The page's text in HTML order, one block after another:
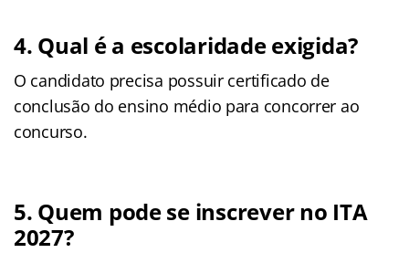
4. Qual é a escolaridade exigida?
O candidato precisa possuir certificado de
conclusão do ensino médio para concorrer ao
concurso.
5. Quem pode se inscrever no ITA
2027?